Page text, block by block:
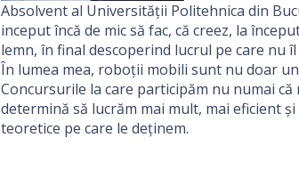
Absolvent al Universității Politehnica din
inceput încă de mic să fac, că creez, la
lemn, în final descoperind lucrul pe care nu
În lumea mea, roboții mobili sunt nu doar
Concursurile la care participăm nu numai
determină să lucrăm mai mult, mai eficient
teoretice pe care le deținem.